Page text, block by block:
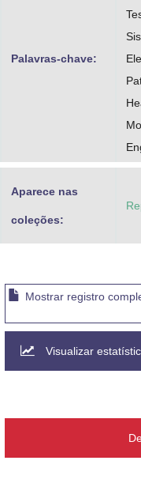
Palavras-chave:
Aparece nas
coleções:
Mostrar registro
Visualizar